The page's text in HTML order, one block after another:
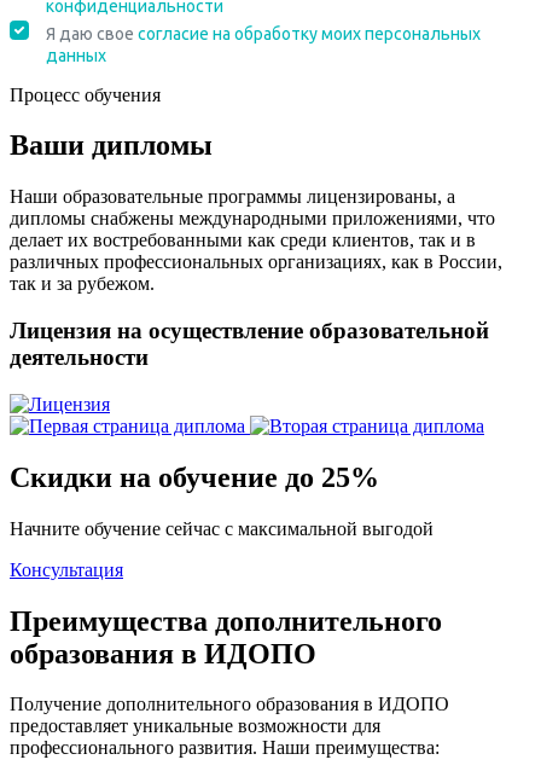
Процесс обучения
Ваши дипломы
Наши образовательные программы лицензированы, а
дипломы снабжены международными приложениями, что
делает их востребованными как среди клиентов, так и в
различных профессиональных организациях, как в России,
так и за рубежом.
Лицензия на осуществление образовательной
деятельности
Скидки на обучение до 25%
Начните обучение сейчас с максимальной выгодой
Консультация
Преимущества дополнительного
образования в ИДОПО
Получение дополнительного образования в ИДОПО
предоставляет уникальные возможности для
профессионального развития. Наши преимущества: